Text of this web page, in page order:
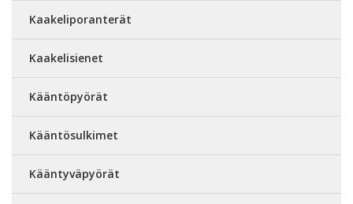
Kaakeliporanterät
Kaakelisienet
Kääntöpyörät
Kääntösulkimet
Kääntyväpyörät